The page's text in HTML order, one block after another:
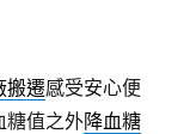
搬遷感受安心便
糖值之外降血糖